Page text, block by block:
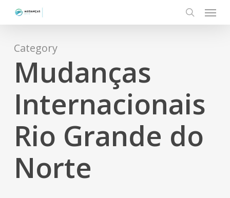
content
search
Menu
Category
Mudanças
Internacionais
Rio Grande do
Norte